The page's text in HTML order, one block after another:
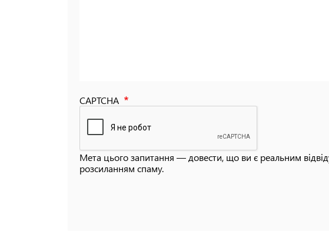
CAPTCHA
Мета цього запитання — довести, що ви є реальним
розсиланням спаму.